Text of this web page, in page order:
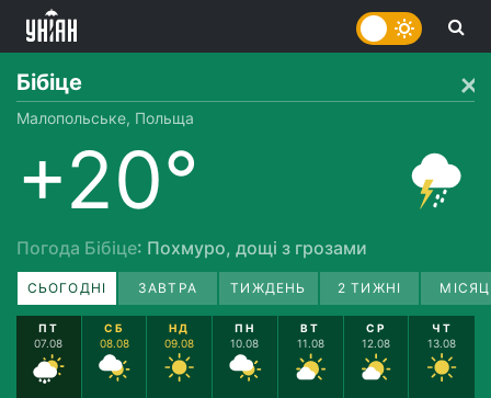
Бібіце
Малопольське, Польща
+20°
Погода Бібіце: Похмуро, дощі з грозами
СЬОГОДНІ ЗАВТРА ТИЖДЕНЬ 2 ТИЖНІ
ПТ
07.08
СБ
08.08
НД
09.08
ПН
10.08
ВТ
11.08
СР
12.08
ЧТ
13.08